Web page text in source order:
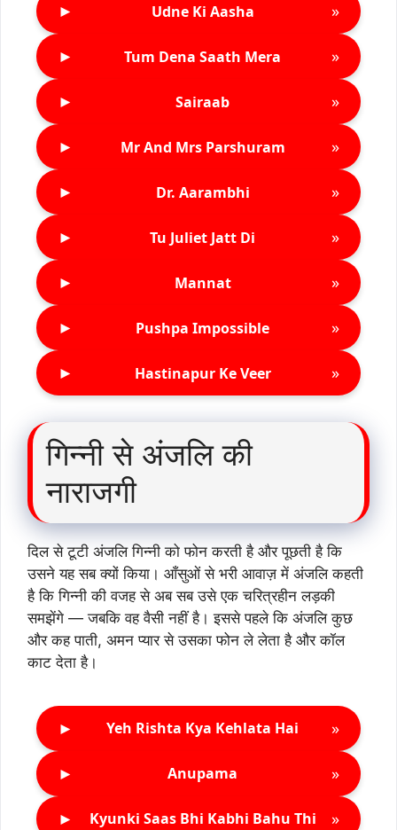
► Udne Ki Aasha »
► Tum Dena Saath Mera »
► Sairaab »
► Mr And Mrs Parshuram »
► Dr. Aarambhi »
► Tu Juliet Jatt Di »
► Mannat »
► Pushpa Impossible »
► Hastinapur Ke Veer »
गिन्नी से अंजलि की
नाराजगी
दिल से टूटी अंजलि गिन्नी को फोन करती है और पूछती है कि
उसने यह सब क्यों किया। आँसुओं से भरी आवाज़ में अंजलि कहती
है कि गिन्नी की वजह से अब सब उसे एक चरित्रहीन लड़की
समझेंगे — जबकि वह वैसी नहीं है। इससे पहले कि अंजलि कुछ
और कह पाती, अमन प्यार से उसका फोन ले लेता है और कॉल
काट देता है।
► Yeh Rishta Kya Kehlata Hai »
► Anupama »
► Kyunki Saas Bhi Kabhi Bahu Thi »